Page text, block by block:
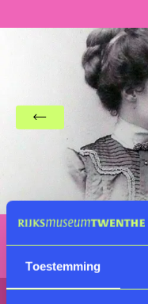
Toestemming